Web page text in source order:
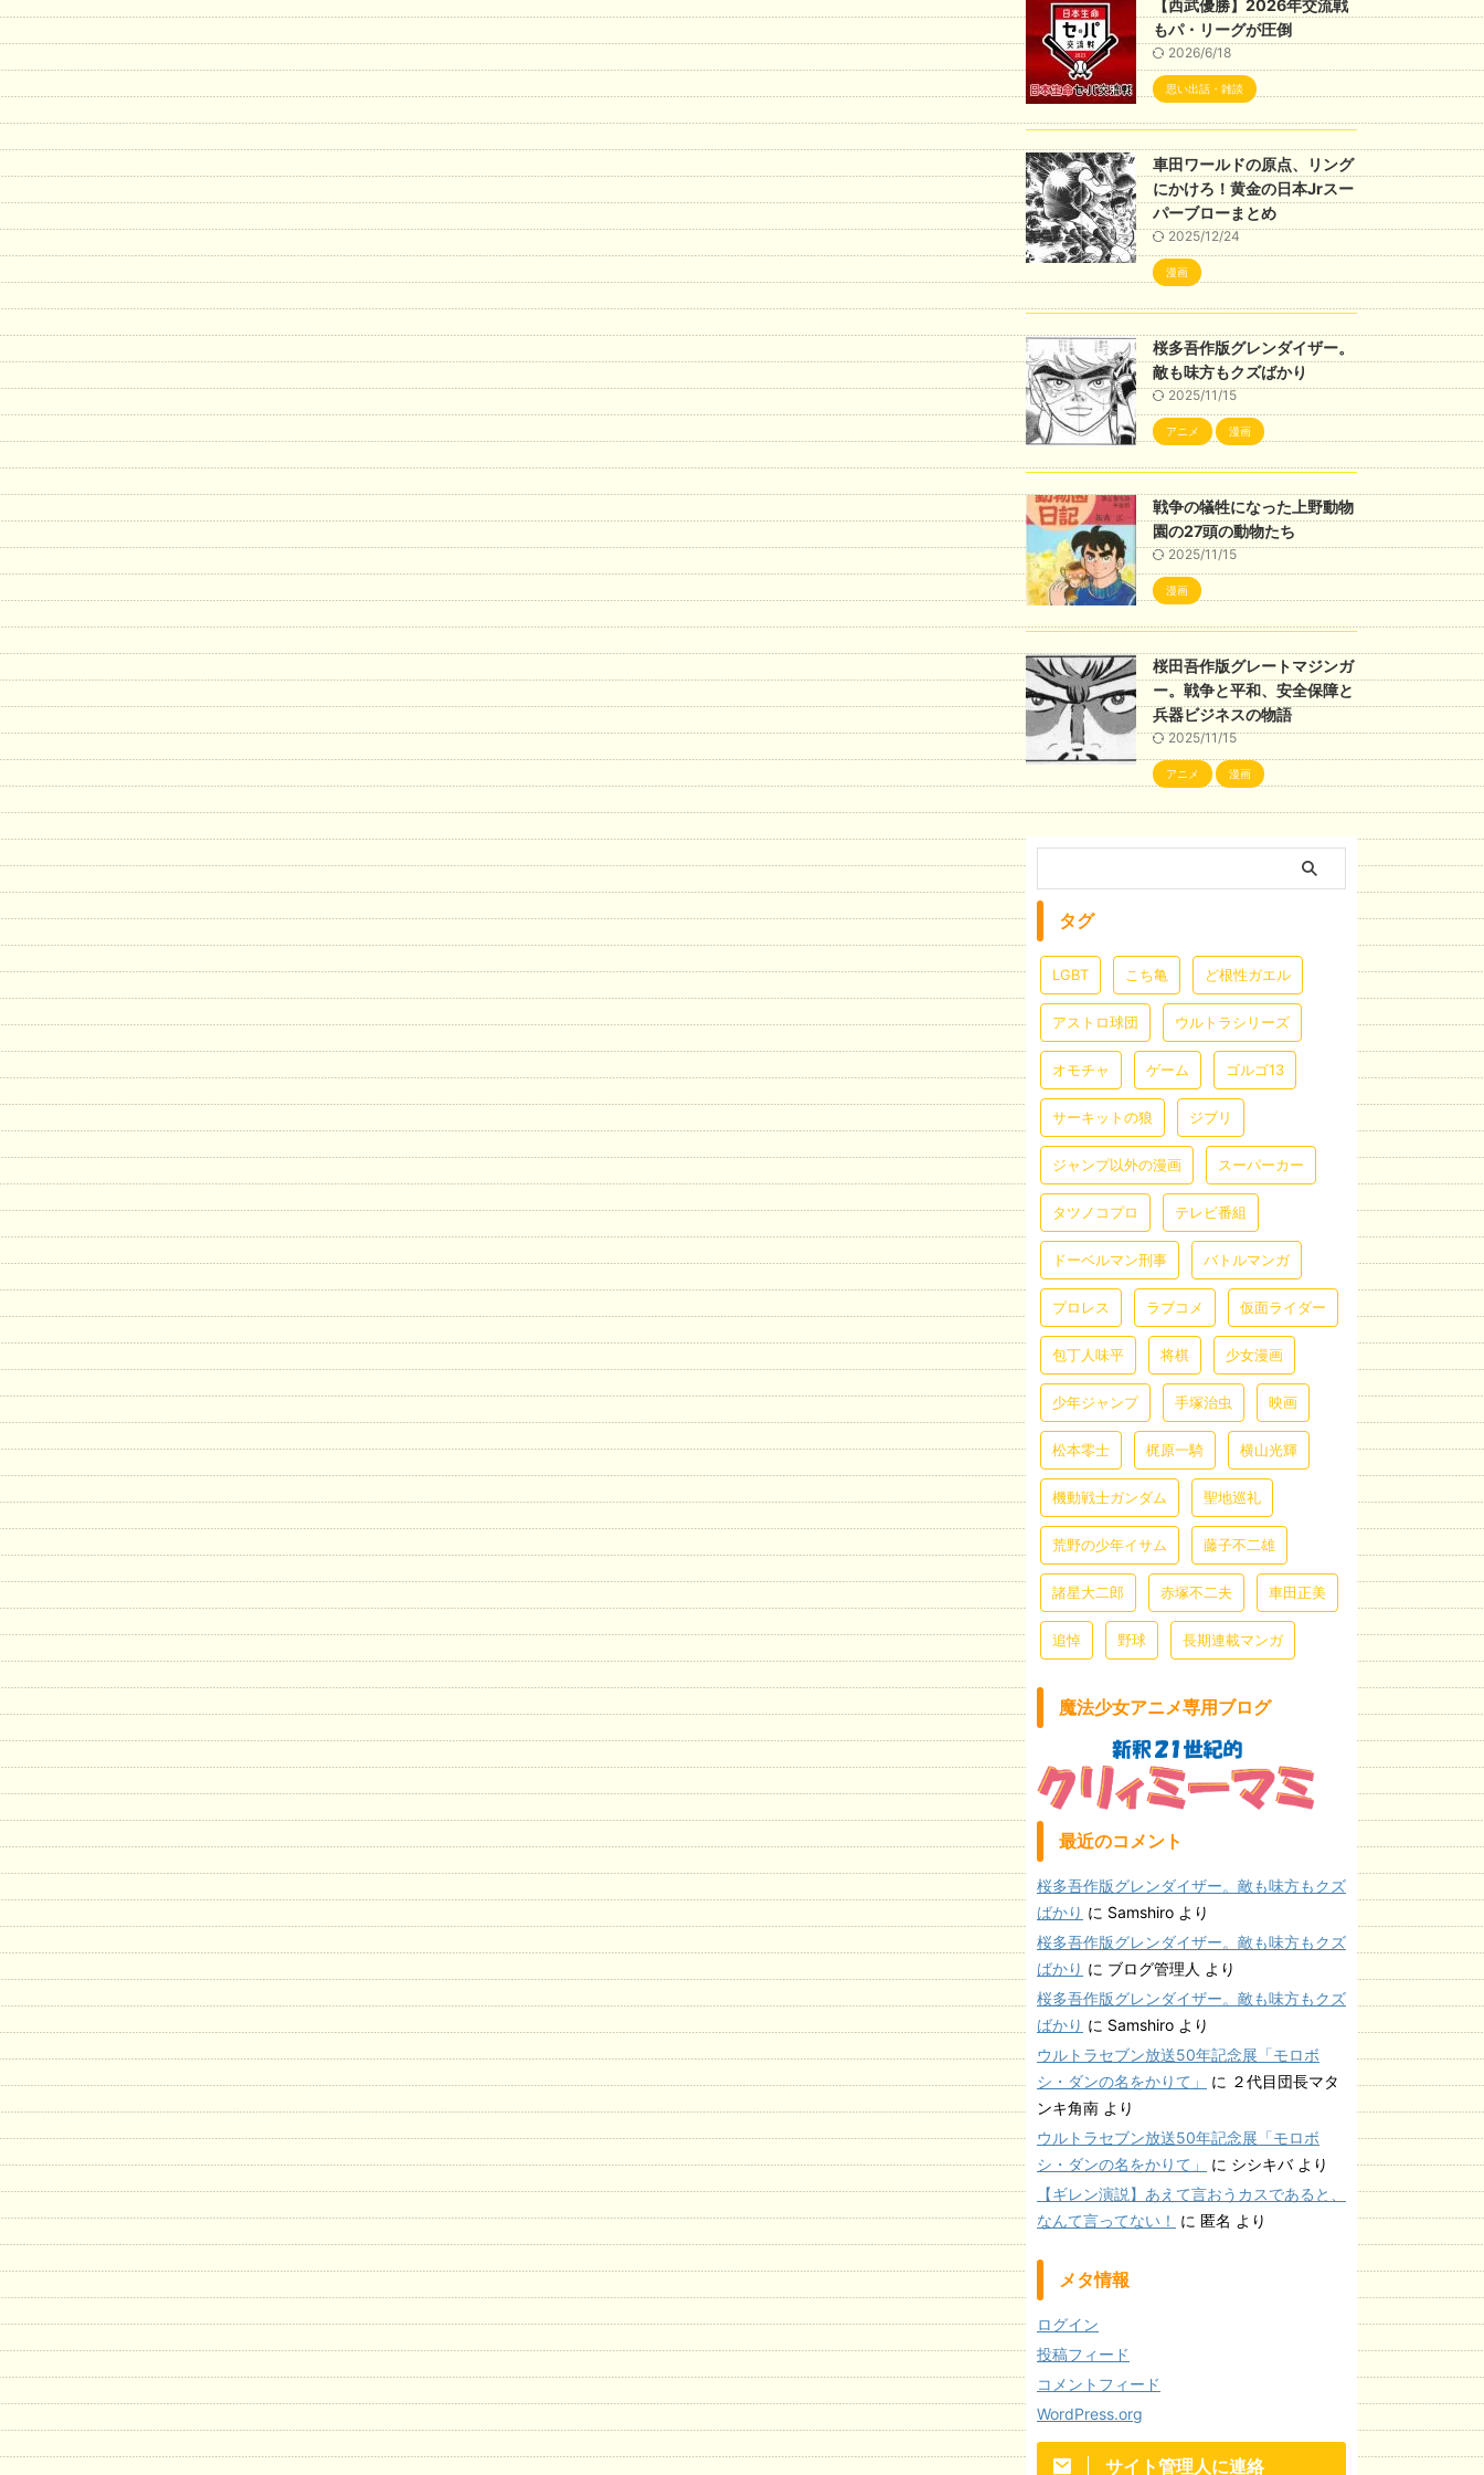
【西武優勝】2026年交流戦
もパ・リーグが圧倒
2026/6/18
思い出話・雑談
車田ワールドの原点、リング
にかけろ！黄金の日本Jrスー
パーブローまとめ
2025/12/24
漫画
桜多吾作版グレンダイザー。
敵も味方もクズばかり
2025/11/15
アニメ 漫画
戦争の犠牲になった上野動物
園の27頭の動物たち
2025/11/15
漫画
桜田吾作版グレートマジンガ
ー。戦争と平和、安全保障と
兵器ビジネスの物語
2025/11/15
アニメ 漫画
タグ
LGBT こち亀 ど根性ガエル
アストロ球団 ウルトラシリーズ
オモチャ ゲーム ゴルゴ13
サーキットの狼 ジブリ
ジャンプ以外の漫画 スーパーカー
タツノコプロ テレビ番組
ドーベルマン刑事 バトルマンガ
プロレス ラブコメ 仮面ライダー
包丁人味平 将棋 少女漫画
少年ジャンプ 手塚治虫 映画
松本零士 梶原一騎 横山光輝
機動戦士ガンダム 聖地巡礼
荒野の少年イサム 藤子不二雄
諸星大二郎 赤塚不二夫 車田正美
追悼 野球 長期連載マンガ
魔法少女アニメ専用ブログ
最近のコメント
桜多吾作版グレンダイザー。敵も味方もクズ
ばかり に Samshiro より
桜多吾作版グレンダイザー。敵も味方もクズ
ばかり に ブログ管理人 より
桜多吾作版グレンダイザー。敵も味方もクズ
ばかり に Samshiro より
ウルトラセブン放送50年記念展「モロボ
シ・ダンの名をかりて」
に ２代目団長マタ
ンキ角南 より
ウルトラセブン放送50年記念展「モロボ
シ・ダンの名をかりて」
に シシキバより
【ギレン演説】あえて言おうカスであると、
なんて言ってない！
に 匿名 より
メタ情報
ログイン
投稿フィード
コメントフィード
WordPress.org
サイト管理人に連絡